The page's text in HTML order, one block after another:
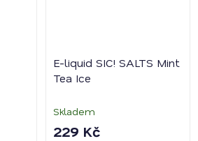
E-liquid SIC! SALTS Mint
Tea Ice
Skladem
229 Kč